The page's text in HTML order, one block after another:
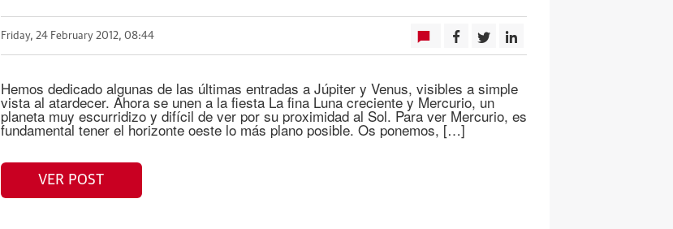
Friday, 24 February 2012, 08:44
Hemos dedicado algunas de las últimas entradas a Júpiter y Venus, visibles a simple
vista al atardecer. Ahora se unen a la fiesta La fina Luna creciente y Mercurio, un
planeta muy escurridizo y difícil de ver por su proximidad al Sol. Para ver Mercurio, es
fundamental tener el horizonte oeste lo más plano posible. Os ponemos, […]
VER POST